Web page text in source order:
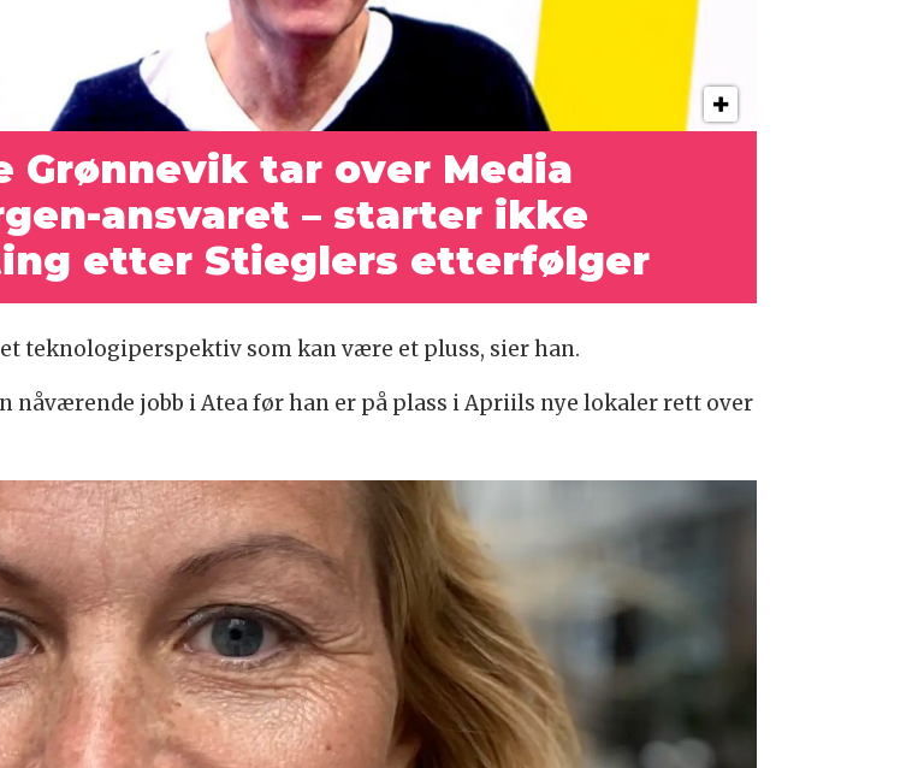
Grønnevik tar over Media
ansvaret – starter ikke
etter Stieglers etterfølger
teknologiperspektiv som kan være et pluss, sier han.
nåværende jobb i Atea før han er på plass i Apriils nye lokaler rett over